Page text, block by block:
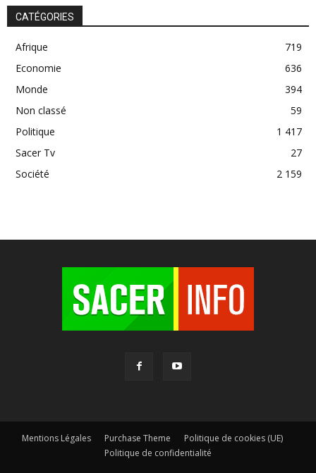
CATÉGORIES
Afrique
719
Economie
636
Monde
394
Non classé
59
Politique
1 417
Sacer Tv
27
Société
2 159
Mentions Légales Purchase Theme
Politique de cookies (UE)
Politique de confidentialité